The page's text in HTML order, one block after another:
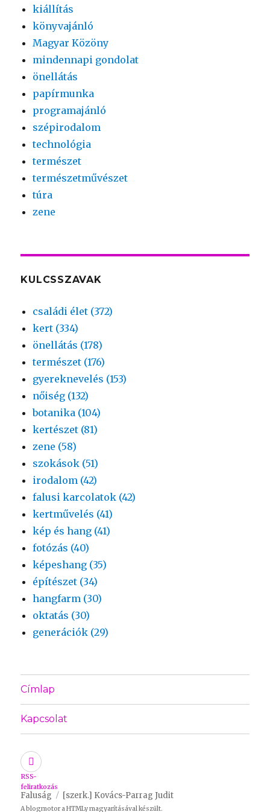
kiállítás
könyvajánló
Magyar Közöny
mindennapi gondolat
önellátás
papírmunka
programajánló
szépirodalom
technológia
természet
természetművészet
túra
zene
KULCSSZAVAK
családi élet (372)
kert (334)
önellátás (178)
természet (176)
gyereknevelés (153)
nőiség (132)
botanika (104)
kertészet (81)
zene (58)
szokások (51)
irodalom (42)
falusi karcolatok (42)
kertművelés (41)
kép és hang (41)
fotózás (40)
képeshang (35)
építészet (34)
hangfarm (30)
oktatás (30)
generációk (29)
Címlap
Kapcsolat
RSS-
feliratkozás
Faluság [szerk.] Kovács-Parrag Judit
A blogmotor aHTMLymagyarításával készült.